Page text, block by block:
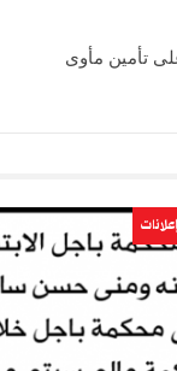
تأمين مأوى
إعلانات